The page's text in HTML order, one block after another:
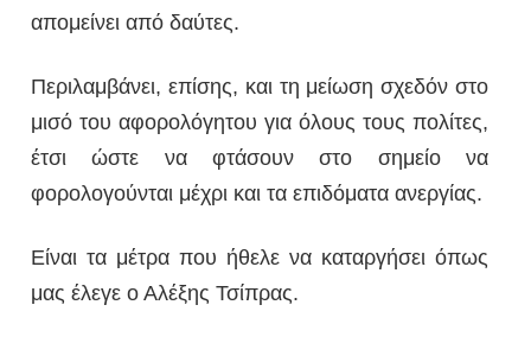
απομείνει από δαύτες.
Περιλαμβάνει, επίσης, και τη μείωση σχεδόν στο
μισό του αφορολόγητου για όλους τους πολίτες,
έτσι ώστε να φτάσουν στο σημείο να
φορολογούνται μέχρι και τα επιδόματα ανεργίας.
Είναι τα μέτρα που ήθελε να καταργήσει όπως
μας έλεγε ο Αλέξης Τσίπρας.